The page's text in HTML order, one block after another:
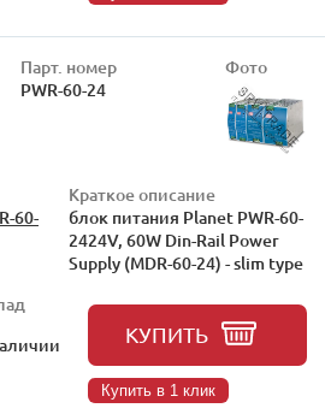
Парт. номер
PWR-60-24
Фото
60-
Краткое описание
блок питания Planet PWR-60-
2424V, 60W Din-Rail Power
Supply (MDR-60-24) - slim type
КУПИТЬ
Купить в 1 клик